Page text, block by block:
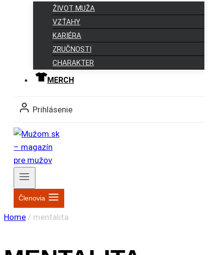
ŽIVOT MUŽA
VZŤAHY
KARIÉRA
ZRUČNOSTI
CHARAKTER
MERCH
Prihlásenie
Členovia
Home / mentalita